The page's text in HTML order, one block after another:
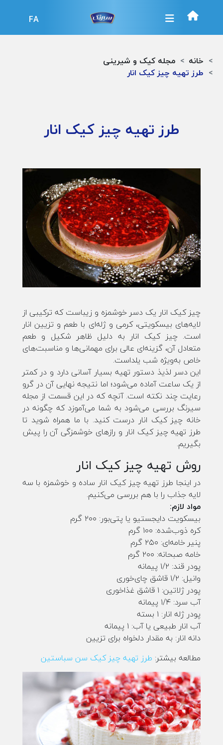
FA
خانه
مجله کیک و شیرینی
طرز تهیه چیز کیک انار
طرز تهیه چیز کیک انار
چیز کیک انار یک دسر خوشمزه و زیباست که ترکیبی از
لایه‌های بیسکویتی، کرمی و ژله‌ای با طعم و تزیین انار
است. چیز کیک انار به دلیل ظاهر شکیل و طعم
متعادل آن، گزینه‌ای عالی برای مهمانی‌ها و مناسبت‌های
خاص به‌ویژه شب یلداست.
این دسر لذیذ دستور تهیه بسیار آسانی دارد و در کمتر
از یک ساعت آماده می‌شود؛ اما نتیجه نهایی آن در گرو
رعایت چند نکته است. آنچه که در این قسمت از مجله
سیرنگ بررسی می‌شود به شما می‌آموزد که چگونه در
خانه چیز کیک انار درست کنید. با ما همراه شوید تا
طرز تهیه چیز کیک انار و رازهای خوشمزگی آن را پیش
بگیریم.
روش تهیه چیز کیک انار
در اینجا طرز تهیه چیز کیک انار ساده و خوشمزه با سه
لایه جذاب را با هم بررسی می‌کنیم.
مواد لازم:
بیسکویت دایجستیو یا پتی‌بور: ۲۰۰ گرم
کره ذوب‌شده: ۱۰۰ گرم
پنیر خامه‌ای: ۲۵۰ گرم
خامه صبحانه: ۲۰۰ گرم
پودر قند: ۱/۲ پیمانه
وانیل: ۱/۲ قاشق چای‌خوری
پودر ژلاتین: ۱ قاشق غذاخوری
آب سرد: ۱/۴ پیمانه
پودر ژله انار: ۱ بسته
آب انار طبیعی یا آب: ۱ پیمانه
دانه انار: به مقدار دلخواه برای تزیین
مطالعه بیشتر: طرز تهیه چیز کیک سن سباستین